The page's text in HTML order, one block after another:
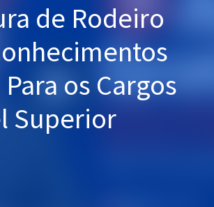
de Rodeiro
os Cargos
Superior